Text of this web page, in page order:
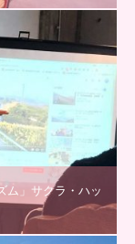
ム」サクラ・ハッ